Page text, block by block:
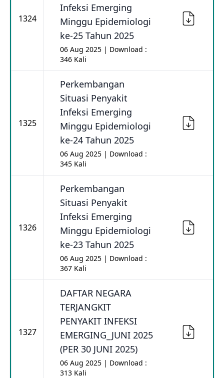
1324
Infeksi Emerging
Minggu Epidemiologi
ke-25 Tahun 2025
06 Aug 2025 | Download :
346 Kali
1325
Perkembangan
Situasi Penyakit
Infeksi Emerging
Minggu Epidemiologi
ke-24 Tahun 2025
06 Aug 2025 | Download :
345 Kali
1326
Perkembangan
Situasi Penyakit
Infeksi Emerging
Minggu Epidemiologi
ke-23 Tahun 2025
06 Aug 2025 | Download :
367 Kali
1327
DAFTAR NEGARA
TERJANGKIT
PENYAKIT INFEKSI
EMERGING_JUNI 2025
(PER 30 JUNI 2025)
06 Aug 2025 | Download :
313 Kali